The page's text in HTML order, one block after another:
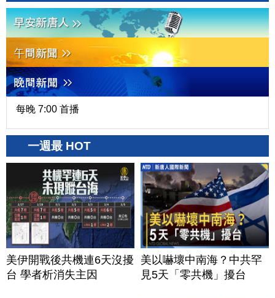
每晚 7:00 首播
一週最 HOT
美伊開戰後共機連6天沒擾
台 學者析消失主因
美以嚇壞中南海？中共罕
見5天「零共機」擾台